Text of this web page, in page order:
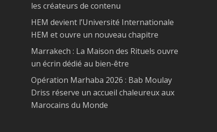
les créateurs de contenu
HEM devient l’Université Internationale
HEM et ouvre un nouveau chapitre
Marrakech : La Maison des Rituels ouvre
un écrin dédié au bien-être
Opération Marhaba 2026 : Bab Moulay
Driss réserve un accueil chaleureux aux
Marocains du Monde